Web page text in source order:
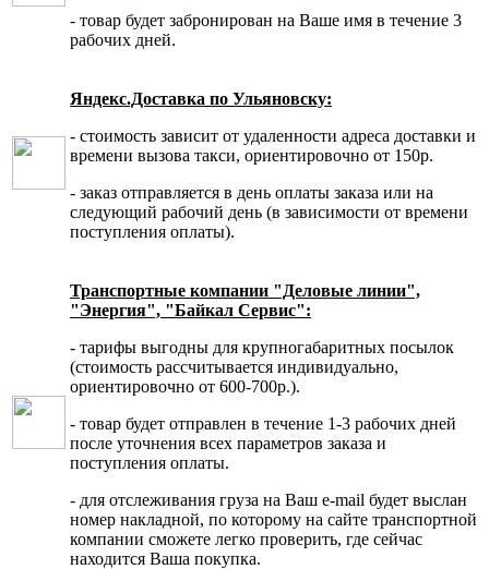
- товар будет забронирован на Ваше имя в течение 3
рабочих дней.
Яндекс.Доставка по Ульяновску:
- стоимость зависит от удаленности адреса доставки и
времени вызова такси, ориентировочно от 150р.
- заказ отправляется в день оплаты заказа или на
следующий рабочий день (в зависимости от времени
поступления оплаты).
Транспортные компании "Деловые линии",
"Энергия", "Байкал Сервис":
- тарифы выгодны для крупногабаритных посылок
(стоимость рассчитывается индивидуально,
ориентировочно от 600-700р.).
- товар будет отправлен в течение 1-3 рабочих дней
после уточнения всех параметров заказа и
поступления оплаты.
- для отслеживания груза на Ваш e-mail будет выслан
номер накладной, по которому на сайте транспортной
компании сможете легко проверить, где сейчас
находится Ваша покупка.